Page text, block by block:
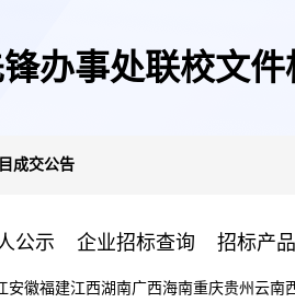
办事处联校文
成交公告
公示 企业招标查询 招标产
安徽福建江西湖南广西海南重庆贵州 云南